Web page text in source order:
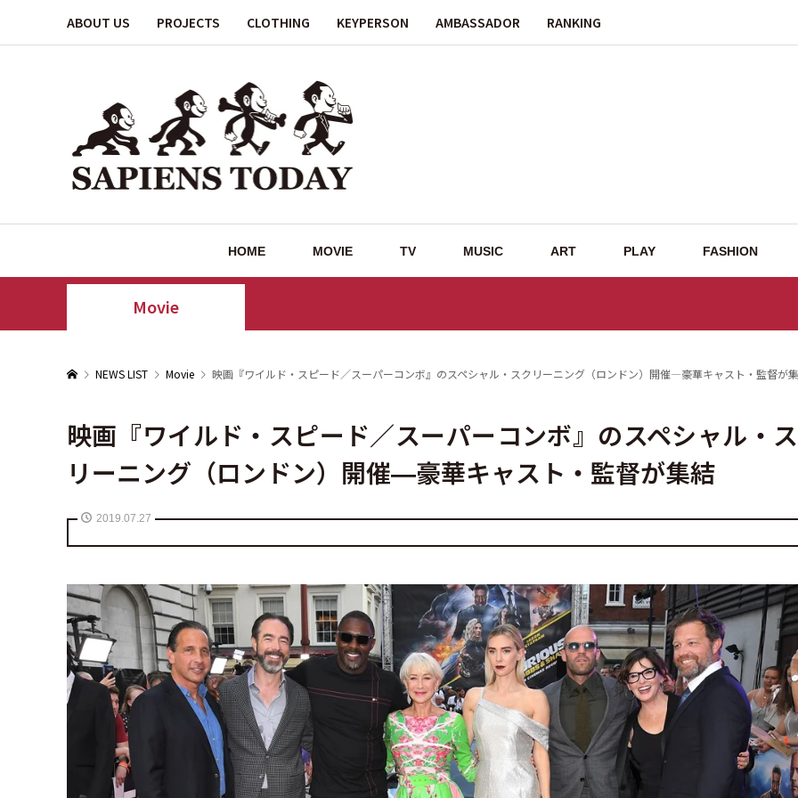
ABOUT US PROJECTS CLOTHING KEYPERSON AMBASSADOR RANKING
HOME MOVIE TV MUSIC ART PLAY FASHION
Movie
NEWS LIST Movie 映画『ワイルド・スピード／スーパーコンボ』のスペシャル・スクリーニング（ロンドン）開催—豪華キャスト・監督が
映画『ワイルド・スピード／スーパーコンボ』のスペシャル・
リーニング（ロンドン）開催—豪華キャスト・監督が集結
2019.07.27